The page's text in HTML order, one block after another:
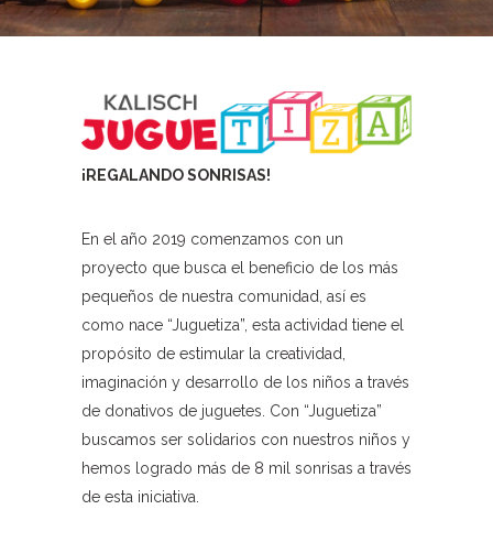
¡REGALANDO SONRISAS!
En el año 2019 comenzamos con un
proyecto que busca el beneficio de los más
pequeños de nuestra comunidad, así es
como nace “Juguetiza”, esta actividad tiene el
propósito de estimular la creatividad,
imaginación y desarrollo de los niños a través
de donativos de juguetes. Con “Juguetiza”
buscamos ser solidarios con nuestros niños y
hemos logrado más de 8 mil sonrisas a través
de esta iniciativa.